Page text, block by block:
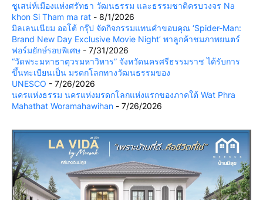
ชูเสน่ห์เมืองแห่งศรัทธา วัฒนธรรม และธรรมชาติครบวงจร Na
khon Si Tham ma rat - 8/1/2026
มิลเลนเนียม ออโต้ กรุ๊ป จัดกิจกรรมแทนคำขอบคุณ ‘Spider-Man:
Brand New Day Exclusive Movie Night’ พาลูกค้าชมภาพยนตร์
ฟอร์มยักษ์รอบพิเศษ - 7/31/2026
“วัดพระมหาธาตุวรมหาวิหาร” จังหวัดนครศรีธรรมราช ได้รับการ
ขึ้นทะเบียนเป็น มรดกโลกทางวัฒนธรรมของ
UNESCO - 7/26/2026
นครแห่งธรรม นครแห่งมรดกโลกแห่งแรกของภาคใต้ Wat Phra
Mahathat Woramahawihan - 7/26/2026